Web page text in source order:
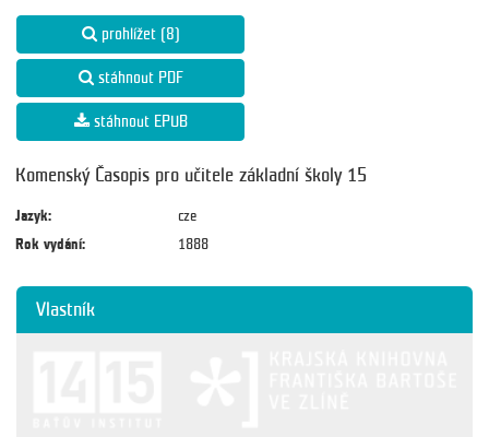
prohlížet (8)
stáhnout PDF
stáhnout EPUB
Komenský Časopis pro učitele základní školy 15
Jazyk:
cze
Rok vydání:
1888
Vlastník